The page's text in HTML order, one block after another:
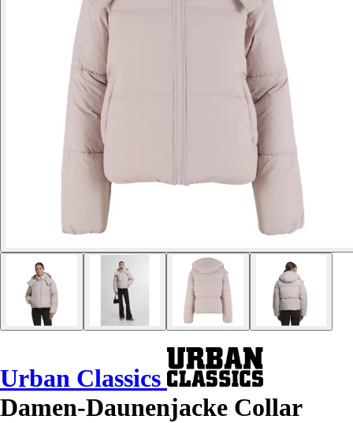
Urban Classics
Damen-Daunenjacke Collar